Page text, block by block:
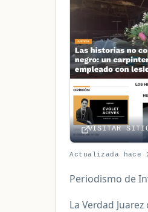
VISITAR
Actualizada hace
Periodismo de
La Verdad